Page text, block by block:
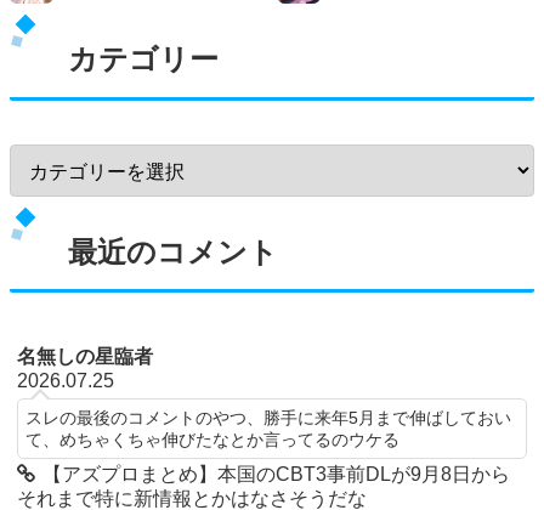
カテゴリー
最近のコメント
名無しの星臨者
2026.07.25
スレの最後のコメントのやつ、勝手に来年5月まで伸ばしておい
て、めちゃくちゃ伸びたなとか言ってるのウケる
【アズプロまとめ】本国のCBT3事前DLが9月8日から
それまで特に新情報とかはなさそうだな